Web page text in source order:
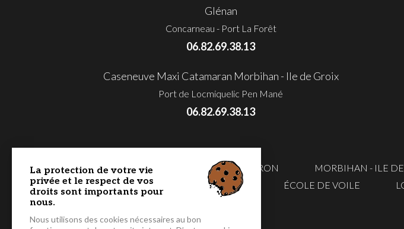
Glénan
Concarneau - Port La Forêt
06.82.69.38.13
Caseneuve Maxi Catamaran Morbihan - Ile de Groix
Port de Locmiquelic Pen Mané
06.82.69.38.13
MORBIHAN - GOLFE & BAIE DE QUIBERON MORBIHAN - ILE
MÉDITERRANÉE - COTE D’AZUR
ÉCOLE DE VOILE
La protection de votre vie
privée et le respect de vos
droits sont importants pour
nous.
Nous utilisons des cookies nécessaires au bon